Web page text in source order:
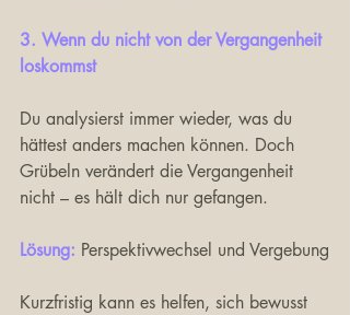
3. Wenn du nicht von der Vergangenheit
loskommst
Du analysierst immer wieder, was du
hättest anders machen können. Doch
Grübeln verändert die Vergangenheit
nicht – es hält dich nur gefangen.
Lösung: Perspektivwechsel und Vergebung
Kurzfristig kann es helfen, sich bewusst